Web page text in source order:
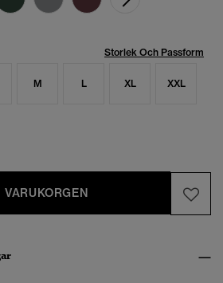
Storlek Och Passform
M L XL XXL
VARUKORGEN